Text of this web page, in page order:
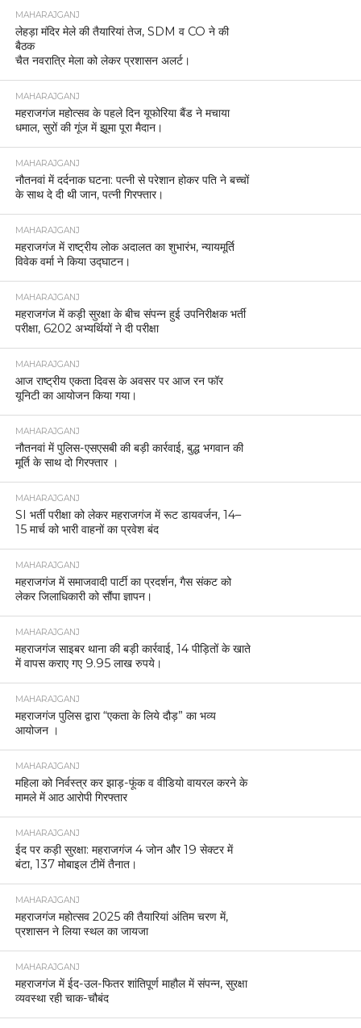
MAHARAJGANJ
लेहड़ा मंदिर मेले की तैयारियां तेज, SDM व CO ने की
बैठक
चैत नवरात्रि मेला को लेकर प्रशासन अलर्ट।
MAHARAJGANJ
महराजगंज महोत्सव के पहले दिन यूफोरिया बैंड ने मचाया
धमाल, सुरों की गूंज में झूमा पूरा मैदान।
MAHARAJGANJ
नौतनवां में दर्दनाक घटना: पत्नी से परेशान होकर पति ने बच्चों
के साथ दे दी थी जान, पत्नी गिरफ्तार।
MAHARAJGANJ
महराजगंज में राष्ट्रीय लोक अदालत का शुभारंभ, न्यायमूर्ति
विवेक वर्मा ने किया उद्घाटन।
MAHARAJGANJ
महराजगंज में कड़ी सुरक्षा के बीच संपन्न हुई उपनिरीक्षक भर्ती
परीक्षा, 6202 अभ्यर्थियों ने दी परीक्षा
MAHARAJGANJ
आज राष्ट्रीय एकता दिवस के अवसर पर आज रन फॉर
यूनिटी का आयोजन किया गया।
MAHARAJGANJ
नौतनवां में पुलिस-एसएसबी की बड़ी कार्रवाई, बुद्ध भगवान की
मूर्ति के साथ दो गिरफ्तार ।
MAHARAJGANJ
SI भर्ती परीक्षा को लेकर महराजगंज में रूट डायवर्जन, 14–
15 मार्च को भारी वाहनों का प्रवेश बंद
MAHARAJGANJ
महराजगंज में समाजवादी पार्टी का प्रदर्शन, गैस संकट को
लेकर जिलाधिकारी को सौंपा ज्ञापन।
MAHARAJGANJ
महराजगंज साइबर थाना की बड़ी कार्रवाई, 14 पीड़ितों के खाते
में वापस कराए गए 9.95 लाख रुपये।
MAHARAJGANJ
महराजगंज पुलिस द्वारा “एकता के लिये दौड़” का भव्य
आयोजन ।
MAHARAJGANJ
महिला को निर्वस्त्र कर झाड़-फूंक व वीडियो वायरल करने के
मामले में आठ आरोपी गिरफ्तार
MAHARAJGANJ
ईद पर कड़ी सुरक्षा: महराजगंज 4 जोन और 19 सेक्टर में
बंटा, 137 मोबाइल टीमें तैनात।
MAHARAJGANJ
महराजगंज महोत्सव 2025 की तैयारियां अंतिम चरण में,
प्रशासन ने लिया स्थल का जायजा
MAHARAJGANJ
महराजगंज में ईद-उल-फितर शांतिपूर्ण माहौल में संपन्न, सुरक्षा
व्यवस्था रही चाक-चौबंद